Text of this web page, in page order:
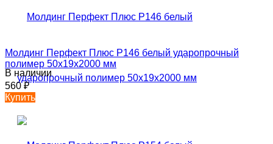
Молдинг Перфект Плюс P146 белый ударопрочный
полимер 50х19х2000 мм
В наличии
560₽
Купить